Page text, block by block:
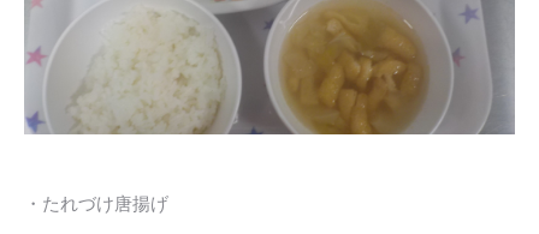
・たれづけ唐揚げ